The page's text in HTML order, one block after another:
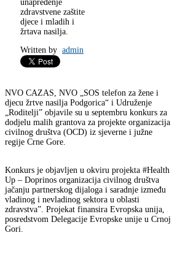
unapređenje
zdravstvene zaštite
djece i mladih i
žrtava nasilja.
Written by admin
NVO CAZAS, NVO „SOS telefon za žene i
djecu žrtve nasilja Podgorica“ i Udruženje
„Roditelji” objavile su u septembru konkurs za
dodjelu malih grantova za projekte organizacija
civilnog društva (OCD) iz sjeverne i južne
regije Crne Gore.
Konkurs je objavljen u okviru projekta #Health
Up – Doprinos organizacija civilnog društva
jačanju partnerskog dijaloga i saradnje između
vladinog i nevladinog sektora u oblasti
zdravstva”. Projekat finansira Evropska unija,
posredstvom Delegacije Evropske unije u Crnoj
Gori.